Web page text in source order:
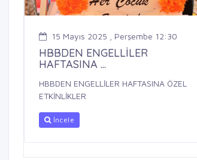
15 Mayıs 2025 , Perşembe 12:30
HBBDEN ENGELLİLER
HAFTASINA ...
HBBDEN ENGELLİLER HAFTASINA ÖZEL
ETKİNLİKLER
İncele